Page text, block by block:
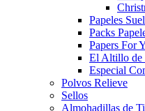
Papeles
Packs
Papers For
El Altillo de
Especial
Polvos Relieve
Sellos
Almohadillas de